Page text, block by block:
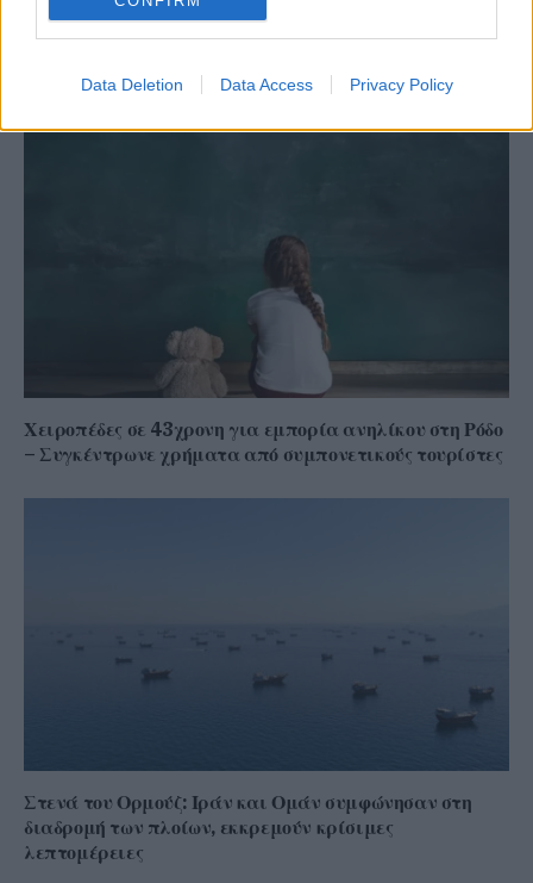
Data Deletion Data Access Privacy Policy
(video)
Χειροπέδες σε 43χρονη για εμπορία ανηλίκου στη Ρόδο
– Συγκέντρωνε χρήματα από συμπονετικούς τουρίστες
Στενά του Ορμούζ: Ιράν και Ομάν συμφώνησαν στη
διαδρομή των πλοίων, εκκρεμούν κρίσιμες
λεπτομέρειες